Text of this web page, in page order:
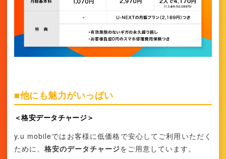
■他にも魅力がいっぱい
＜格安データチャージ＞
y.u mobileではお客様に低価格で安心してご利用いただく
ために、 格安のデータチャージをご用意しています。